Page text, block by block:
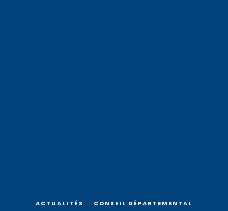
ACTUALITÉS
CONSEIL DÉPARTEMENTAL